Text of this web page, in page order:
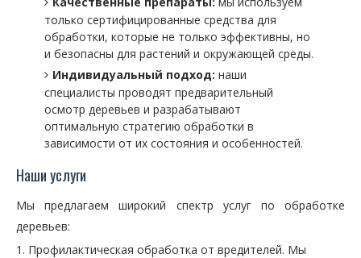
только сертифицированные средства для
обработки, которые не только эффективны, но
и безопасны для растений и окружающей среды.
Индивидуальный подход: наши
специалисты проводят предварительный
осмотр деревьев и разрабатывают
оптимальную стратегию обработки в
зависимости от их состояния и особенностей.
Наши услуги
Мы предлагаем широкий спектр услуг по обработке
деревьев:
Профилактическая обработка от вредителей. Мы